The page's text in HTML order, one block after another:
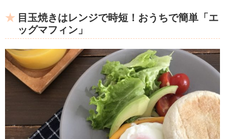
目玉焼きはレンジで時短！おうちで簡単「エ
ッグマフィン」